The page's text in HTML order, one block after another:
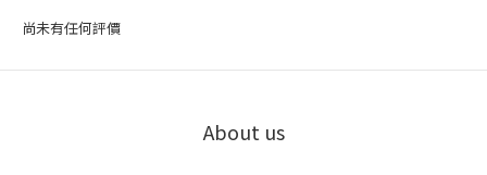
尚未有任何評價
About us